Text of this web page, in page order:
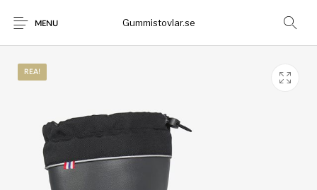
MENU Gummistovlar.se
REA!